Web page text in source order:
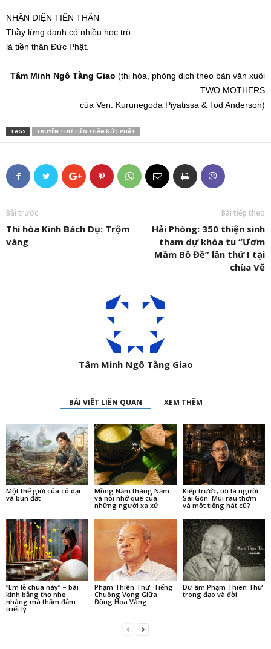
NHẬN DIỆN TIỀN THÂN
Thầy lừng danh có nhiều học trò
là tiền thân Đức Phật.
Tâm Minh Ngô Tằng Giao (thi hóa, phỏng dịch theo bản văn xuôi
TWO MOTHERS
của Ven. Kurunegoda Piyatissa & Tod Anderson)
TAGS TRUYỆN THƠ TIỀN THÂN ĐỨC PHẬT
Bài trước
Thi hóa Kinh Bách Dụ: Trộm
vàng
Bài tiếp theo
Hải Phòng: 350 thiện sinh
tham dự khóa tu “Ươm
Mầm Bồ Đề” lần thứ I tại
chùa Vẽ
Tâm Minh Ngô Tằng Giao
BÀI VIẾT LIÊN QUAN XEM THÊM
Một thế giới của cỏ dại
và bùn đất
Mồng Năm tháng Năm
và nỗi nhớ quê của
những người xa xứ
Kiếp trước, tôi là người
Sài Gòn: Mùi rau thơm
và một tiếng hát cũ?
“Em lễ chùa này” – bài
kinh bằng thơ nhẹ
nhàng mà thấm đẫm
triết lý
Phạm Thiên Thư: Tiếng
Chuông Vọng Giữa
Động Hoa Vàng
Dư âm Phạm Thiên Thư
trong đạo và đời